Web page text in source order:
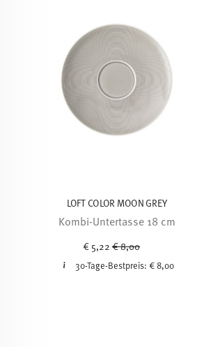
LOFT COLOR MOON GREY
Kombi-Untertasse 18 cm
€ 5,22 Price reduced from
€ 8,00
30-Tage-Bestpreis: € 8,00